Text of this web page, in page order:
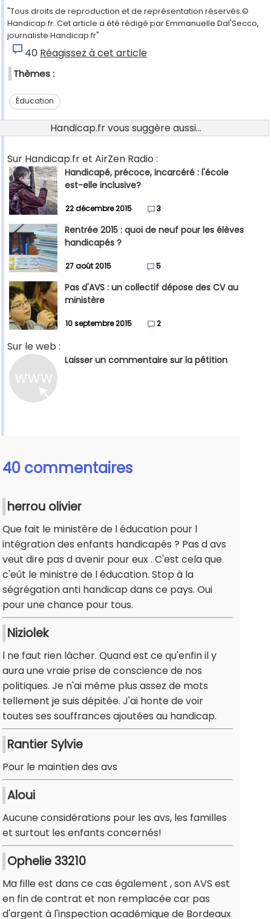
"Tous droits de reproduction et de représentation réservés.©
Handicap.fr. Cet article a été rédigé par Emmanuelle Dal'Secco,
journaliste Handicap.fr"
40 Réagissez à cet article
Thèmes :
Éducation
Handicap.fr vous suggère aussi...
Sur Handicap.fr et AirZen Radio :
Handicapé, précoce, incarcéré : l'école
est-elle inclusive?
22 décembre 2015 3
Rentrée 2015 : quoi de neuf pour les élèves
handicapés ?
27 août 2015 5
Pas d'AVS : un collectif dépose des CV au
ministère
10 septembre 2015 2
Sur le web :
Laisser un commentaire sur la pétition
40 commentaires
herrou olivier
Que fait le ministère de l éducation pour l
intégration des enfants handicapés ? Pas d avs
veut dire pas d avenir pour eux . C'est cela que
c'eût le ministre de l éducation. Stop à la
ségrégation anti handicap dans ce pays. Oui
pour une chance pour tous.
Niziolek
l ne faut rien lâcher. Quand est ce qu'enfin il y
aura une vraie prise de conscience de nos
politiques. Je n'ai même plus assez de mots
tellement je suis dépitée. J'ai honte de voir
toutes ses souffrances ajoutées au handicap.
Rantier Sylvie
Pour le maintien des avs
Aloui
Aucune considérations pour les avs, les familles
et surtout les enfants concernés!
Ophelie 33210
Ma fille est dans ce cas également , son AVS est
en fin de contrat et non remplacée car pas
d'argent à l'inspection académique de Bordeaux